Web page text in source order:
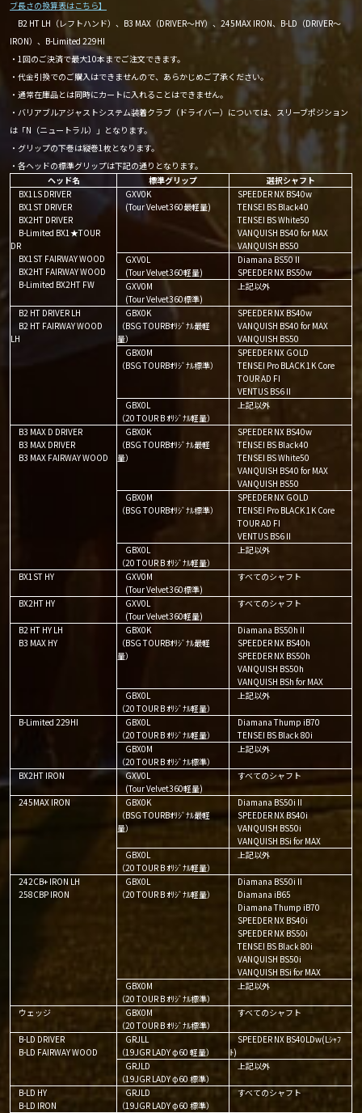
ブ長さの換算表はこちら】
B2 HT LH（レフトハンド）、B3 MAX（DRIVER～HY）、245MAX IRON、B-LD（DRIVER～
IRON）、B-Limited 229HI
・1回のご決済で最大10本までご注文できます。
・代金引換でのご購入はできませんので、あらかじめご了承ください。
・通常在庫品とは同時にカートに入れることはできません。
・バリアブルアジャストシステム装着クラブ（ドライバー）については、スリーブポジション
は「N（ニュートラル）」となります。
・グリップの下巻は縦巻1枚となります。
・各ヘッドの標準グリップは下記の通りとなります。
ヘッド名
標準グリップ
選択シャフト
BX1LS DRIVER
BX1ST DRIVER
BX2HT DRIVER
B-Limited BX1★TOUR
DR
BX1ST FAIRWAY WOOD
BX2HT FAIRWAY WOOD
B-Limited BX2HT FW
GXV0K
(Tour Velvet360最軽量)
SPEEDER NX BS40w
TENSEI BS Black40
TENSEI BS White50
VANQUISH BS40 for MAX
VANQUISH BS50
GXV0L
(Tour Velvet360軽量)
Diamana BS50Ⅱ
SPEEDER NX BS50w
GXV0M
(Tour Velvet360標準)
上記以外
B2 HT DRIVER LH
B2 HT FAIRWAY WOOD
LH
GBX0K
（BSG TOURBｵﾘｼﾞﾅﾙ最軽
量）
SPEEDER NX BS40w
VANQUISH BS40 for MAX
VANQUISH BS50
GBX0M
（BSG TOURBｵﾘｼﾞﾅﾙ標準）
SPEEDER NX GOLD
TENSEI Pro BLACK 1K Core
TOUR AD FI
VENTUS BS6Ⅱ
GBX0L
（20 TOUR B ｵﾘｼﾞﾅﾙ軽量）
上記以外
B3 MAX D DRIVER
B3 MAX DRIVER
B3 MAX FAIRWAY WOOD
GBX0K
（BSG TOURBｵﾘｼﾞﾅﾙ最軽
量）
SPEEDER NX BS40w
TENSEI BS Black40
TENSEI BS White50
VANQUISH BS40 for MAX
VANQUISH BS50
GBX0M
（BSG TOURBｵﾘｼﾞﾅﾙ標準）
SPEEDER NX GOLD
TENSEI Pro BLACK 1K Core
TOUR AD FI
VENTUS BS6Ⅱ
GBX0L
（20 TOUR B ｵﾘｼﾞﾅﾙ軽量）
上記以外
BX1ST HY
GXV0M
(Tour Velvet360標準)
すべてのシャフト
BX2HT HY
GXV0L
(Tour Velvet360軽量)
すべてのシャフト
B2 HT HY LH
B3 MAX HY
GBX0K
（BSG TOURBｵﾘｼﾞﾅﾙ最軽
量）
Diamana BS50hⅡ
SPEEDER NX BS40h
SPEEDER NX BS50h
VANQUISH BS50h
VANQUISH BSh for MAX
GBX0L
（20 TOUR B ｵﾘｼﾞﾅﾙ軽量）
上記以外
B-Limited 229HI
GBX0L
（20 TOUR B ｵﾘｼﾞﾅﾙ軽量）
Diamana Thump iB70
TENSEI BS Black 80i
GBX0M
（20 TOUR B ｵﾘｼﾞﾅﾙ標準）
上記以外
BX2HT IRON
GXV0L
(Tour Velvet360軽量)
すべてのシャフト
245MAX IRON
GBX0K
（BSG TOURBｵﾘｼﾞﾅﾙ最軽
量）
Diamana BS50iⅡ
SPEEDER NX BS40i
VANQUISH BS50i
VANQUISH BSi for MAX
GBX0L
（20 TOUR B ｵﾘｼﾞﾅﾙ軽量）
上記以外
242CB+ IRON LH
258CBP IRON
GBX0L
（20 TOUR B ｵﾘｼﾞﾅﾙ軽量）
Diamana BS50iⅡ
Diamana iB65
Diamana Thump iB70
SPEEDER NX BS40i
SPEEDER NX BS50i
TENSEI BS Black 80i
VANQUISH BS50i
VANQUISH BSi for MAX
GBX0M
（20 TOUR B ｵﾘｼﾞﾅﾙ標準）
上記以外
ウェッジ
GBX0M
（20 TOUR B ｵﾘｼﾞﾅﾙ標準）
すべてのシャフト
B-LD DRIVER
B-LD FAIRWAY WOOD
GRJLL
（19JGR LADY φ60 軽量）
SPEEDER NX BS40LDw(Lｼｬﾌ
ﾄ)
GRJLD
（19JGR LADY φ60 標準）
上記以外
B-LD HY
B-LD IRON
GRJLD
（19JGR LADY φ60 標準）
すべてのシャフト